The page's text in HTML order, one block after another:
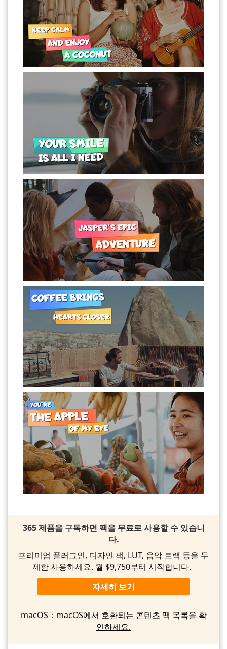
365 제품을 구독하면 팩을 무료로 사용할 수 있습니
다.
프리미엄 플러그인, 디자인 팩, LUT, 음악 트랙 등을 무
제한 사용하세요. 월 $9,750부터 시작합니다.
자세히 보기
macOS： macOS에서 호환되는 콘텐츠 팩 목록을 확
인하세요.